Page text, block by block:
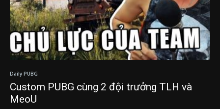
Daily PUBG
Custom PUBG cùng 2 đội trưởng TLH và
MeoU